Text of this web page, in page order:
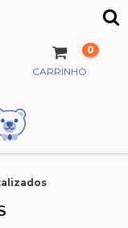
CARRINHO
0